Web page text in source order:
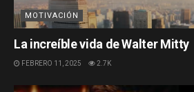
MOTIVACIÓN
La increíble vida de Walter Mitty
FEBRERO 11, 2025 2.7K